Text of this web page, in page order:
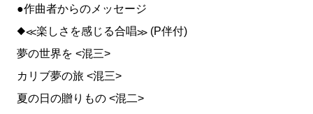
●作曲者からのメッセージ
◆≪楽しさを感じる合唱≫ (P伴付)
夢の世界を <混三>
カリブ夢の旅 <混三>
夏の日の贈りもの <混二>